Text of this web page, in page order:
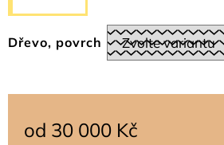
Dřevo, povrch
od 30 000 Kč